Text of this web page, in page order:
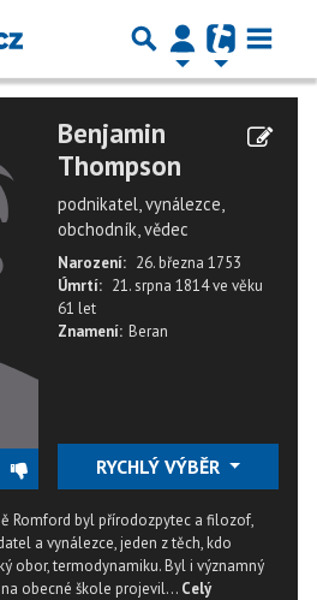
Benjamin
Thompson
podnikatel, vynálezce,
obchodník, vědec
Narození: 26. března 1753
Úmrtí: 21. srpna 1814ve věku
61 let
Znamení: Beran
RYCHLÝ VÝBĚR
Romford byl přírodozpytec a filozof,
a vynálezce, jeden z těch, kdo
obor, termodynamiku. Byl i významný
obecné škole projevil... Celý